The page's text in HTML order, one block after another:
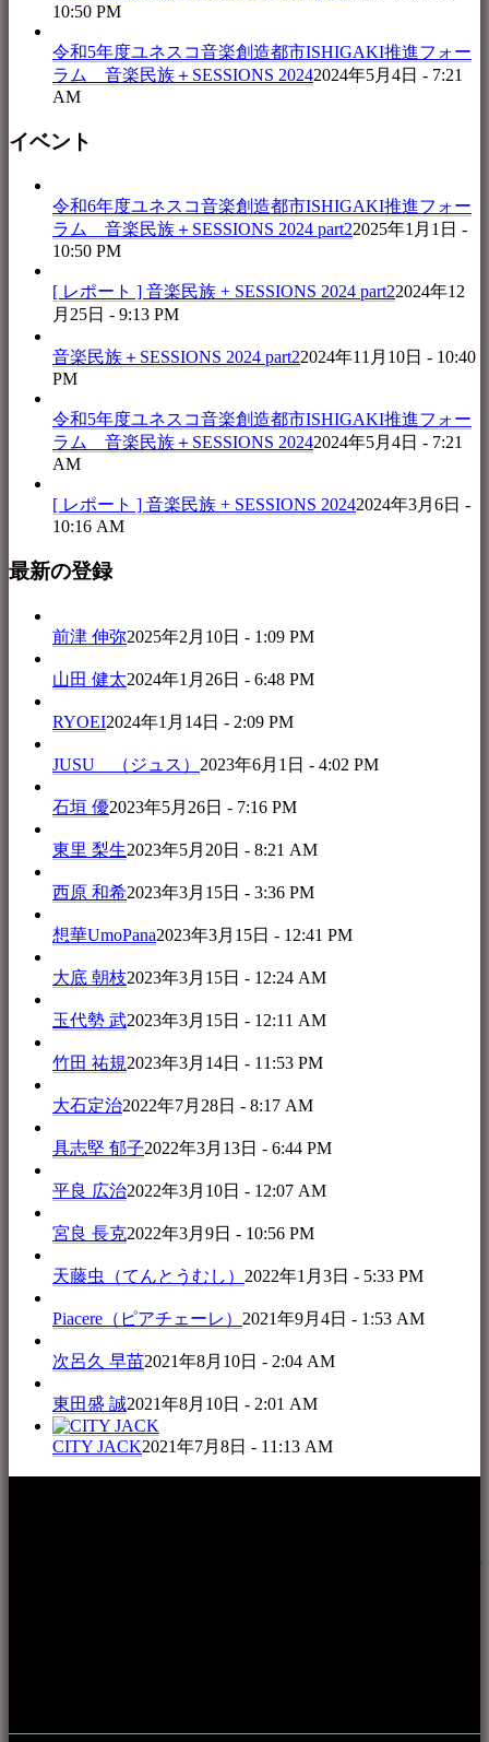
10:50 PM
令和5年度ユネスコ音楽創造都市ISHIGAKI推進フォー
ラム 音楽民族＋SESSIONS 20242024年5月4日 - 7:21
AM
イベント
令和6年度ユネスコ音楽創造都市ISHIGAKI推進フォー
ラム 音楽民族＋SESSIONS 2024 part22025年1月1日 -
10:50 PM
[ レポート ] 音楽民族 + SESSIONS 2024 part22024年12
月25日 - 9:13 PM
音楽民族＋SESSIONS 2024 part22024年11月10日 - 10:40
PM
令和5年度ユネスコ音楽創造都市ISHIGAKI推進フォー
ラム 音楽民族＋SESSIONS 20242024年5月4日 - 7:21
AM
[ レポート ] 音楽民族 + SESSIONS 20242024年3月6日 -
10:16 AM
最新の登録
前津 伸弥2025年2月10日 - 1:09 PM
山田 健太2024年1月26日 - 6:48 PM
RYOEI2024年1月14日 - 2:09 PM
JUSU （ジュス） 2023年6月1日 - 4:02 PM
石垣 優2023年5月26日 - 7:16 PM
東里 梨生2023年5月20日 - 8:21 AM
西原 和希2023年3月15日 - 3:36 PM
想華UmoPana2023年3月15日 - 12:41 PM
大底 朝枝2023年3月15日 - 12:24 AM
玉代勢 武2023年3月15日 - 12:11 AM
竹田 祐規2023年3月14日 - 11:53 PM
大石定治2022年7月28日 - 8:17 AM
具志堅 郁子2022年3月13日 - 6:44 PM
平良 広治2022年3月10日 - 12:07 AM
宮良 長克2022年3月9日 - 10:56 PM
天藤虫（てんとうむし） 2022年1月3日 - 5:33 PM
Piacere（ピアチェーレ） 2021年9月4日 - 1:53 AM
次呂久 早苗2021年8月10日 - 2:04 AM
東田盛 誠2021年8月10日 - 2:01 AM
CITY JACK2021年7月8日 - 11:13 AM